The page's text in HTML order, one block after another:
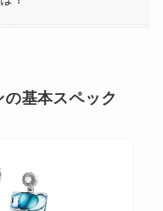
基本スペック